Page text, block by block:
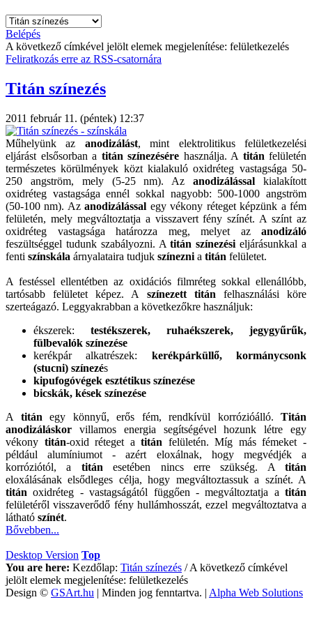
Belépés
A következő címkével jelölt elemek megjelenítése: felületkezelés
Feliratkozás erre az RSS-csatornára
Titán színezés
2011 február 11. (péntek) 12:37
Műhelyünk az anodizálást, mint elektrolitikus felületkezelési
eljárást elsősorban a titán színezésére használja. A titán felületén
természetes körülmények közt kialakuló oxidréteg vastagsága 50-
250 angström, mely (5-25 nm). Azanodizálássalkialakított
oxidréteg vastagsága ennél sokkal nagyobb: 500-1000 angström
(50-100 nm). Azanodizálással egy vékony réteget képzünk a fém
felületén, mely megváltoztatja a visszavert fény színét. A színt az
oxidréteg vastagsága határozza meg, melyet az anodizáló
feszültséggel tudunk szabályozni. Atitán színezésieljárásunkkal a
fenti színskála árnyalataira tudjuk színezni a titán felületet.
A festéssel ellentétben az oxidációs filmréteg sokkal ellenállóbb,
tartósabb felületet képez. A színezett titán felhasználási köre
szerteágazó. Leggyakrabban a következőkre használjuk:
ékszerek: testékszerek, ruhaékszerek, jegygyűrűk,
fülbevalók színezése
kerékpár alkatrészek: kerékpárküllő, kormánycsonk
(stucni) színezés
kipufogóvégek esztétikus színezése
bicskák, kések színezése
A titán egy könnyű, erős fém, rendkívül korrózióálló. Titán
anodizáláskor villamos energia segítségével hozunk létre egy
vékony titán-oxid réteget atitán felületén. Míg más fémeket -
például alumíniumot - azért eloxálnak, hogy megvédjék a
korróziótól, a titán esetében nincs erre szükség. A titán
eloxálásának elsődleges célja, hogy megváltoztassuk a színét. A
titán oxidréteg - vastagságától függően - megváltoztatja a titán
felületéről visszaverődő fény hullámhosszát, ezzel megváltoztatva a
látható színét.
Bővebben...
Desktop Version Top
You are here: Kezdőlap: Titán színezés /A következő címkével
jelölt elemek megjelenítése: felületkezelés
Design © GSArt.hu | Minden jog fenntartva. | Alpha Web Solutions